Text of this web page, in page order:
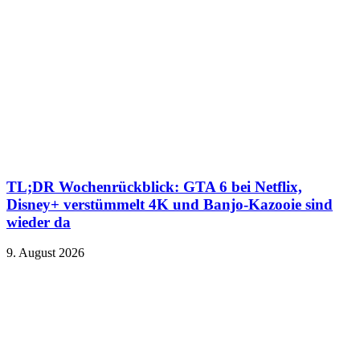
TL;DR Wochenrückblick: GTA 6 bei Netflix,
Disney+ verstümmelt 4K und Banjo-Kazooie sind
wieder da
9. August 2026